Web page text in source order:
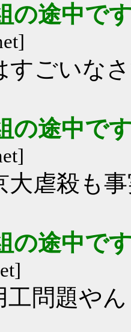
の途中で
すごいな
の途中で
大虐殺も
の途中で
工問題やん